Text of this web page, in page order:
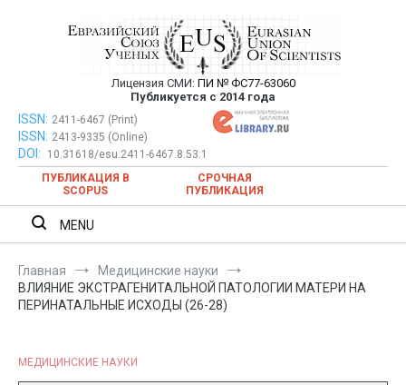
Евразийский Союз Ученых —
публикация научных статей в
ежемесячном научном журнале
Лицензия СМИ: ПИ № ФС77-63060
Публикуется с 2014 года
Евразийский Союз Ученых — публикация научных статей в
ежемесячном научном журнале
ISSN: 2411-6467 (Print)
ISSN: 2413-9335 (Online)
DOI:
10.31618/esu.2411-6467.8.53.1
ПУБЛИКАЦИЯ В
SCOPUS
СРОЧНАЯ
ПУБЛИКАЦИЯ
MENU
Главная
Медицинские науки
ВЛИЯНИЕ ЭКСТРАГЕНИТАЛЬНОЙ ПАТОЛОГИИ МАТЕРИ НА
ПЕРИНАТАЛЬНЫЕ ИСХОДЫ (26-28)
МЕДИЦИНСКИЕ НАУКИ